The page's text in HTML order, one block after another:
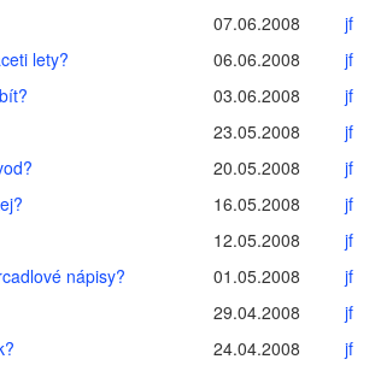
07.06.2008 jf
lety?
06.06.2008 jf
03.06.2008 jf
23.05.2008 jf
20.05.2008 jf
16.05.2008 jf
12.05.2008 jf
nápisy?
01.05.2008 jf
29.04.2008 jf
24.04.2008 jf